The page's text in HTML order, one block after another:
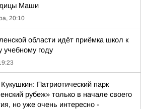
Маши
20:10
области идёт приёмка школ к
учебному году
Патриотический парк
рубеж» только в начале своего
но уже очень интересно -